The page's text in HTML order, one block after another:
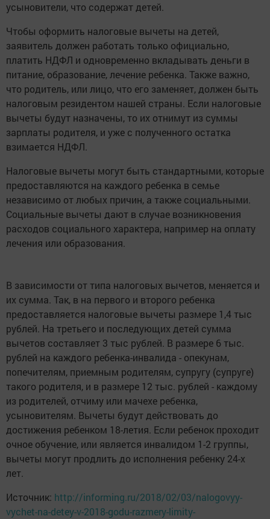
усыновители, что содержат детей.
Чтобы оформить налоговые вычеты на детей,
заявитель должен работать только официально,
платить НДФЛ и одновременно вкладывать деньги в
питание, образование, лечение ребенка. Также важно,
что родитель, или лицо, что его заменяет, должен быть
налоговым резидентом нашей страны. Если налоговые
вычеты будут назначены, то их отнимут из суммы
зарплаты родителя, и уже с полученного остатка
взимается НДФЛ.
Налоговые вычеты могут быть стандартными, которые
предоставляются на каждого ребенка в семье
независимо от любых причин, а также социальными.
Социальные вычеты дают в случае возникновения
расходов социального характера, например на оплату
лечения или образования.
В зависимости от типа налоговых вычетов, меняется и
их сумма. Так, в на первого и второго ребенка
предоставляется налоговые вычеты размере 1,4 тыс
рублей. На третьего и последующих детей сумма
вычетов составляет 3 тыс рублей. В размере 6 тыс.
рублей на каждого ребенка-инвалида - опекунам,
попечителям, приемным родителям, супругу (супруге)
такого родителя, и в размере 12 тыс. рублей - каждому
из родителей, отчиму или мачехе ребенка,
усыновителям. Вычеты будут действовать до
достижения ребенком 18-летия. Если ребенок проходит
очное обучение, или является инвалидом 1-2 группы,
вычеты могут продлить до исполнения ребенку 24-х
лет.
Источник: http://informing.ru/2018/02/03/nalogovyy-
vychet-na-detey-v-2018-godu-razmery-limity-